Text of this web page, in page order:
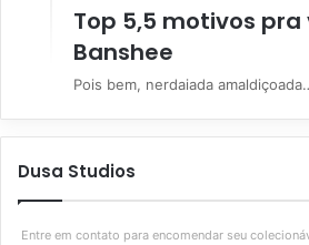
Top 5,5 motivos
Banshee
Pois bem, nerdaiada
Dusa Studios
Entre em contato para encomendar seu